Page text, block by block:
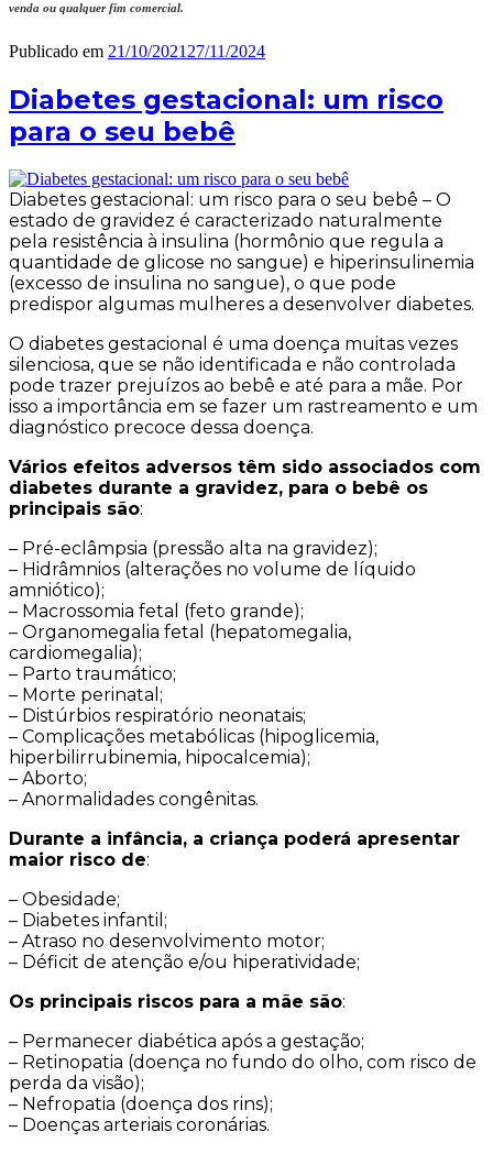
venda ou qualquer fim comercial.
Publicado em 21/10/2021 27/11/2024
Diabetes gestacional: um risco
para o seu bebê
Diabetes gestacional: um risco para o seu bebê – O
estado de gravidez é caracterizado naturalmente
pela resistência à insulina (hormônio que regula a
quantidade de glicose no sangue) e hiperinsulinemia
(excesso de insulina no sangue), o que pode
predispor algumas mulheres a desenvolver diabetes.
O diabetes gestacional é uma doença muitas vezes
silenciosa, que se não identificada e não controlada
pode trazer prejuízos ao bebê e até para a mãe. Por
isso a importância em se fazer um rastreamento e um
diagnóstico precoce dessa doença.
Vários efeitos adversos têm sido associados com
diabetes durante a gravidez, para o bebê os
principais são:
– Pré-eclâmpsia (pressão alta na gravidez);
– Hidrâmnios (alterações no volume de líquido
amniótico);
– Macrossomia fetal (feto grande);
– Organomegalia fetal (hepatomegalia,
cardiomegalia);
– Parto traumático;
– Morte perinatal;
– Distúrbios respiratório neonatais;
– Complicações metabólicas (hipoglicemia,
hiperbilirrubinemia, hipocalcemia);
– Aborto;
– Anormalidades congênitas.
Durante a infância, a criança poderá apresentar
maior risco de:
– Obesidade;
– Diabetes infantil;
– Atraso no desenvolvimento motor;
– Déficit de atenção e/ou hiperatividade;
Os principais riscos para a mãe são:
– Permanecer diabética após a gestação;
– Retinopatia (doença no fundo do olho, com risco de
perda da visão);
– Nefropatia (doença dos rins);
– Doenças arteriais coronárias.